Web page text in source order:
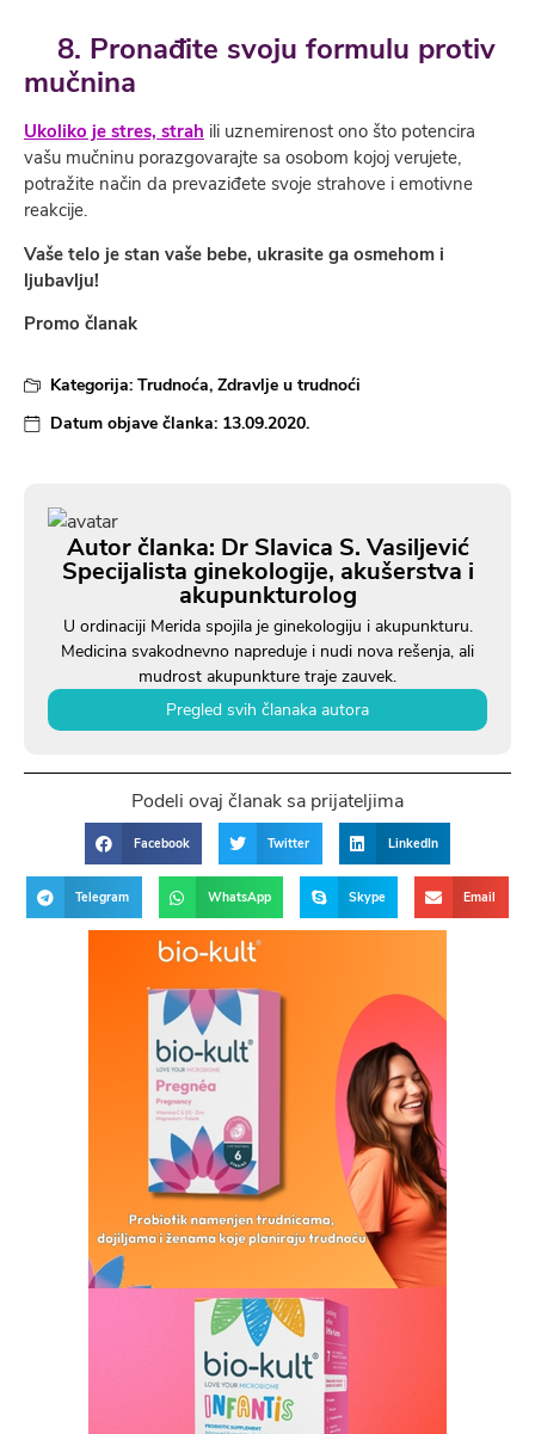
8. Pronađite svoju formulu protiv
mučnina
Ukoliko je stres, strah ili uznemirenost ono što potencira
vašu mučninu porazgovarajte sa osobom kojoj verujete,
potražite način da prevaziđete svoje strahove i emotivne
reakcije.
Vaše telo je stan vaše bebe, ukrasite ga osmehom i
ljubavlju!
Promo članak
Kategorija: Trudnoća, Zdravlje u trudnoći
Datum objave članka: 13.09.2020.
Autor članka: Dr Slavica S. Vasiljević
Specijalista ginekologije, akušerstva i
akupunkturolog
U ordinaciji Merida spojila je ginekologiju i akupunkturu.
Medicina svakodnevno napreduje i nudi nova rešenja, ali
mudrost akupunkture traje zauvek.
Pregled svih članaka autora
Podeli ovaj članak sa prijateljima
Facebook Twitter LinkedIn
Telegram WhatsApp Skype Email